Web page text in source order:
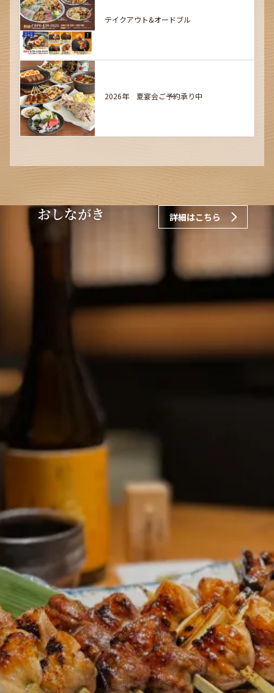
テイクアウト&オードブル
2026年 夏宴会ご予約承り中
おしながき 詳細はこちら